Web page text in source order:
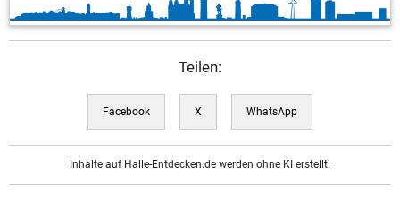
Teilen:
Facebook X WhatsApp
Inhalte auf Halle-Entdecken.de werden ohne KI erstellt.